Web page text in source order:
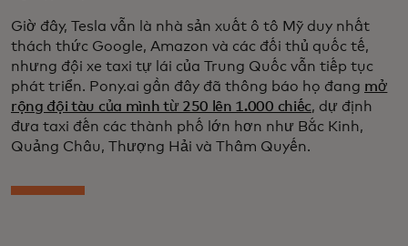
Giờ đây, Tesla vẫn là nhà sản xuất ô tô Mỹ duy nhất
thách thức Google, Amazon và các đối thủ quốc tế,
nhưng đội xe taxi tự lái của Trung Quốc vẫn tiếp tục
phát triển. Pony.ai gần đây đã thông báo họ đang mở
rộng đội tàu của mình từ 250 lên 1.000 chiếc, dự định
đưa taxi đến các thành phố lớn hơn như Bắc Kinh,
Quảng Châu, Thượng Hải và Thâm Quyến.